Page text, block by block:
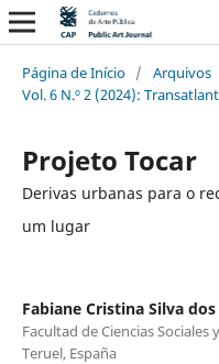
Página de Início / Arquivos
Vol. 6 N.º 2 (2024):
Projeto Tocar
Derivas urbanas para o
um lugar
Fabiane Cristina Silva
Facultad de Ciencias
Teruel, España